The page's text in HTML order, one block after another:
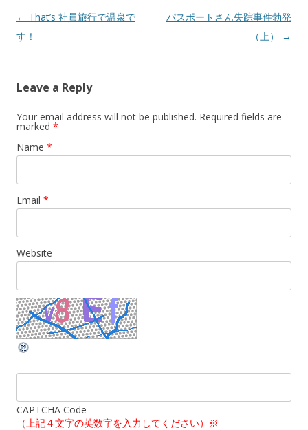
Post navigation
← That’s 社員旅行で温泉で
す！
パスポートさん失踪事件勃発
（上）
→
Leave a Reply
Your email address will not be published. Required fields are
marked *
Name *
Email *
Website
CAPTCHA Code
（上記４文字の英数字を入力してください）※